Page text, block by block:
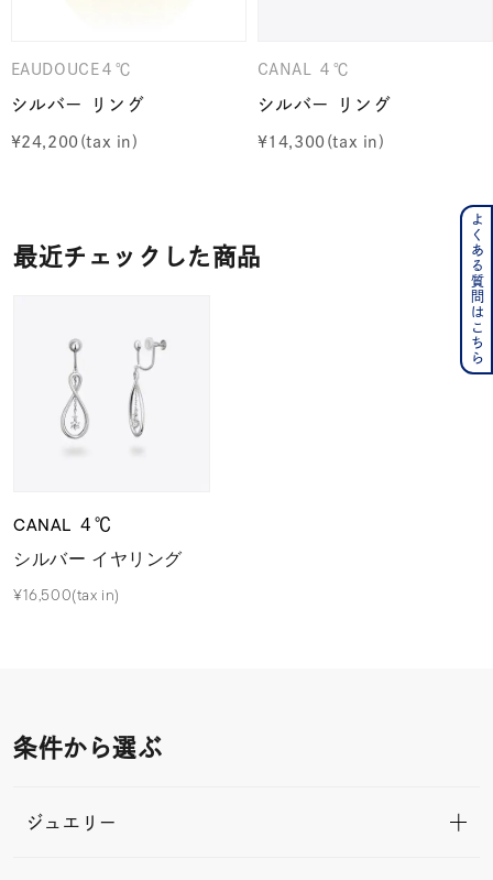
EAUDOUCE４℃
シルバー リング
¥24,200
CANAL ４℃
シルバー リング
¥14,300
最近チェックした商品
CANAL ４℃
シルバー イヤリング
¥16,500(tax in)
条件から選ぶ
ジュエリー
よくある質問はこちら